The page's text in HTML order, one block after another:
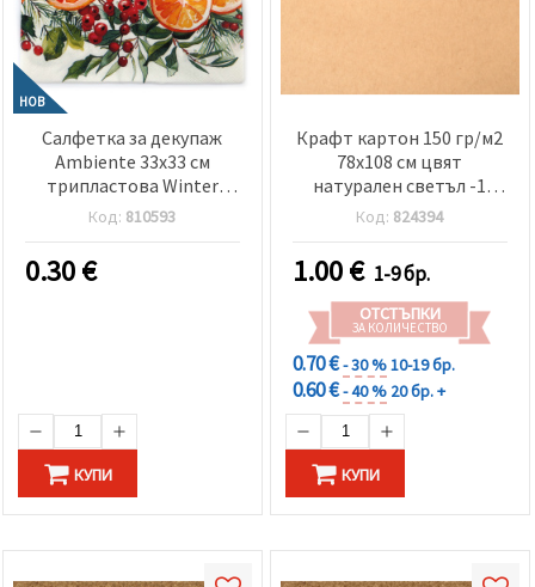
НОВ
Салфетка за декупаж
Ambiente 33x33 см
трипластова Winter
oranges -1 брой
Код: 810593
0.30€
КУПИ
Крафт картон 150 гр/м2
78x108 см цвят
натурален светъл -1
лист
Код: 824394
1.00€ 1-9 бр.
ОТСТЪПКИ
ЗА КОЛИЧЕСТВО
0.70 €- 30 %10-19 бр.
0.60 €- 40 % 20 бр. +
КУПИ